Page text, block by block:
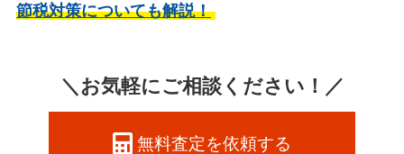
節税対策についても解説！
＼お気軽にご相談ください！／
無料査定を依頼する